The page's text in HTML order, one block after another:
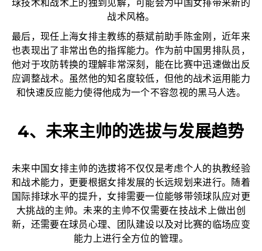
球技术和战术上的独到见解，可能会为中国女排带来新的
战术风格。
最后，现任上海女排主教练的蔡斌前助手陈金刚，近年来
也表现出了非常出色的指挥能力。作为前中国男排队员，
他对于攻防转换的理解非常深刻，能在比赛中迅速做出反
应调整战术。虽然他的知名度较低，但他的战术运用能力
和快速反应能力使得他成为一个不容忽视的黑马人选。
4、未来主帅的选拔与发展趋势
未来中国女排主帅的选拔将不仅仅是考虑个人的执教经验
和战术能力，更要根据女排发展的长远规划来进行。随着
国际排球水平的提升，女排需要一位能够带领球队应对更
大挑战的主帅。未来的主帅不仅需要在技战术上做出创
新，还需要在球员心理、团队建设以及对比赛的临场应变
能力上进行全方位的管理。